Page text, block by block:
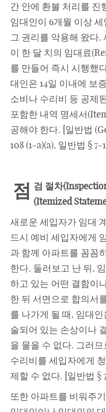
간 안에 환불 처리를 진
임대인이 6개월 이상
그 권리를 악용해 왔다.
이 한 달 치의 임대료
를 만들어 즉시 시행했
대인은 14일 이내에 보
소비나 수리비 등 공제
포함한 내역 명세서
공해야 한다. [일반법
108 (1-a)(a), 일반법 § 7-
점 검 절차(
(Itemized
새로운 세입자가 임대
드시 예비 세입자에게
과 함께 아파트를 꼼꼼
한다. 둘러보고 난 뒤,
하고 있는 어떤 결함이
한 뒤 서면으로 합의서
를 나가게 될 때, 임대
술되어 있는 손상이나
을 물을 수 없다. 그러
수리비를 세입자에게
제할 수 없다. [일반법 §
또한 아파트를 비워주